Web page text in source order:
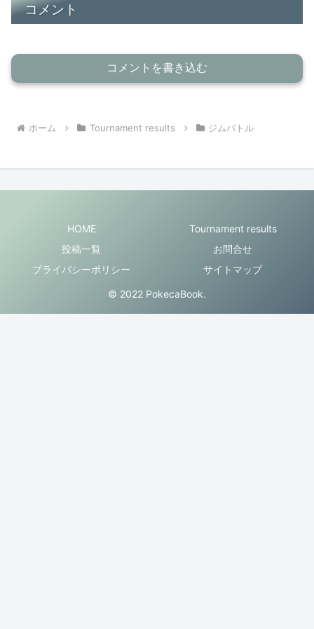
コメント
コメントを書き込む
ホーム Tournament results ジムバトル
HOME
Tournament results
投稿一覧
お問合せ
プライバシーポリシー
サイトマップ
© 2022 PokecaBook.